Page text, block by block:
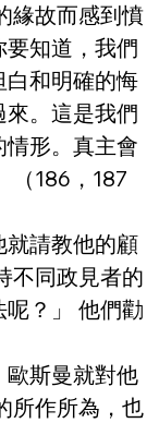
緣故而感到憤
知道，我們
和明確的悔
。這是我們
形。真主會
（186，187
請教他的顧
不同政見者的
？」 他們勸
斯曼就對他
所作所為，也